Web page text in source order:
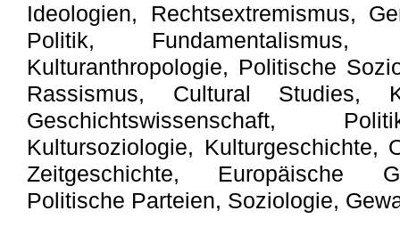
Ideologien, Rechtsextremismus,
Politik, Fundamentalismus,
Kulturanthropologie, Politische
Rassismus, Cultural Studies,
Geschichtswissenschaft,
Kultursoziologie, Kulturgeschichte,
Zeitgeschichte, Europäische
Politische Parteien, Soziologie,